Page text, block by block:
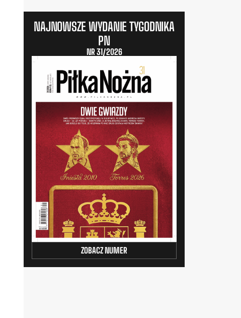
NAJNOWSZE WYDANIE TYGODNIKA
PN
NR 31/2026
ZOBACZ NUMER